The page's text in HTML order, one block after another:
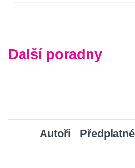
Další poradny
Autoři Předplatné